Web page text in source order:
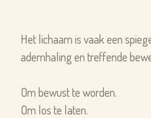
Het lichaam is vaak een
ademhaling en treffende
Om bewust te worden.
Om los te laten.